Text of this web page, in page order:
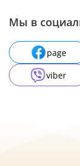
Мы в
page
viber